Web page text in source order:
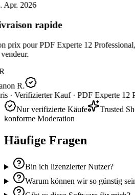
Apr. 2026
rapide
prix pour PDF Experte 12
R.
· Verifizierter Kauf · PDF Experte 12
Nur verifizierte Käufe
Trusted
konforme Moderation
Häufige Fragen
Bin ich lizenzierter Nutzer?
Warum können wir so günstig